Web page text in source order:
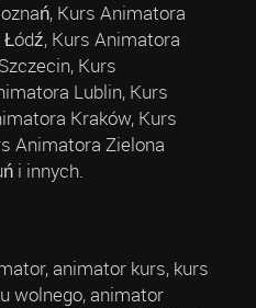
Kurs Animatora
Kurs Animatora
Kurs
Lublin, Kurs
Kraków, Kurs
Animatora Zielona
i innych.
animator kurs, kurs
wolnego, animator